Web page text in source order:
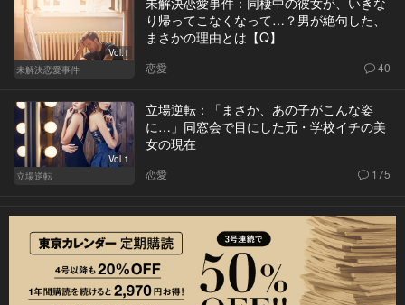
Vol.1
未解決恋愛事件
り帰ってこなくなって…？男が絶句した、
まさかの理由とは【Q】
恋愛 40
Vol.1
立場逆転
立場逆転：「まさか、あの子がこんな姿
に…」同窓会で目にした元・学校イチの美
女の現在
恋愛 175